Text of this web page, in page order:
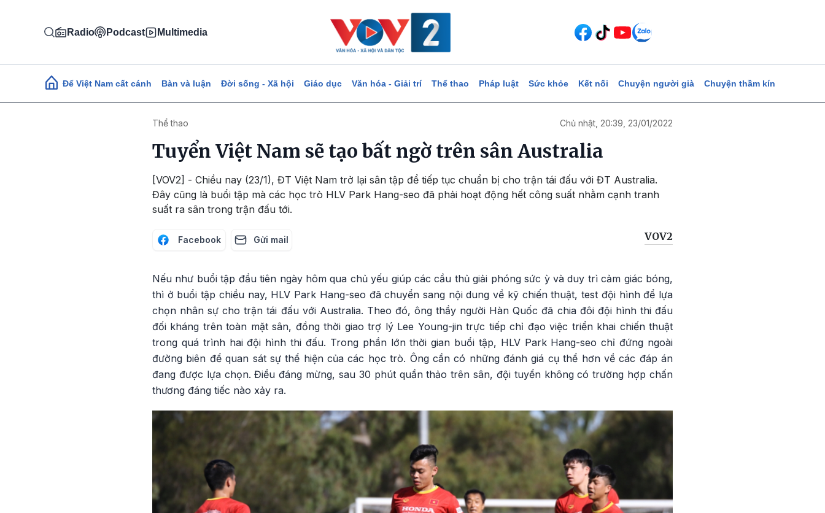
Radio Podcast Multimedia
Main navigation
Để Việt Nam cất cánh Bàn và luận Đời sống - Xã hội Giáo dục Văn hóa - Giải trí Thể thao Pháp luật Sức khỏe Kết nối Chuyện người già Chuyện thầm kín
Thể thao Chủ nhật, 20:39, 23/01/2022
Tuyển Việt Nam sẽ tạo bất ngờ trên sân Australia
[VOV2] - Chiều nay (23/1), ĐT Việt Nam trở lại sân tập để tiếp tục chuẩn bị cho trận tái đấu với ĐT Australia.
Đây cũng là buổi tập mà các học trò HLV Park Hang-seo đã phải hoạt động hết công suất nhằm cạnh tranh
suất ra sân trong trận đấu tới.
Facebook Gửi mail VOV2
Nếu như buổi tập đầu tiên ngày hôm qua chủ yếu giúp các cầu thủ giải phóng sức ỳ và duy trì cảm giác bóng,
thì ở buổi tập chiều nay, HLV Park Hang-seo đã chuyển sang nội dung về kỹ chiến thuật, test đội hình để lựa
chọn nhân sự cho trận tái đấu với Australia. Theo đó, ông thầy người Hàn Quốc đã chia đôi đội hình thi đấu
đối kháng trên toàn mặt sân, đồng thời giao trợ lý Lee Young-jin trực tiếp chỉ đạo việc triển khai chiến thuật
trong quá trình hai đội hình thi đấu. Trong phần lớn thời gian buổi tập, HLV Park Hang-seo chỉ đứng ngoài
đường biên để quan sát sự thể hiện của các học trò. Ông cần có những đánh giá cụ thể hơn về các đáp án
đang được lựa chọn. Điều đáng mừng, sau 30 phút quần thảo trên sân, đội tuyển không có trường hợp chấn
thương đáng tiếc nào xảy ra.